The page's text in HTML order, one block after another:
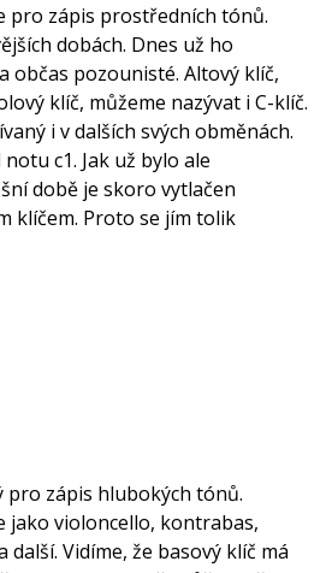
pro zápis prostředních tónů.
dobách. Dnes už ho
občas pozounisté. Altový klíč,
klíč, můžeme nazývat i C-klíč.
i v dalších svých obměnách.
c1. Jak už bylo ale
době je skoro vytlačen
klíčem. Proto se jím tolik
pro zápis hlubokých tónů.
jako violoncello, kontrabas,
Vidíme, že basový klíč má